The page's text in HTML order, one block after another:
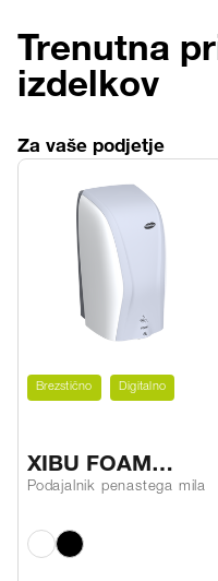
Trenutna
izdelkov
Za vaše podjetje
Brezstično Digitalno
XIBU FOAM
hybrid
Podajalnik penastega mila